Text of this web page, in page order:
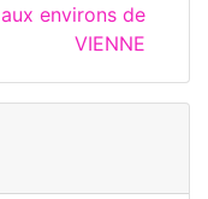
environs de
VIENNE